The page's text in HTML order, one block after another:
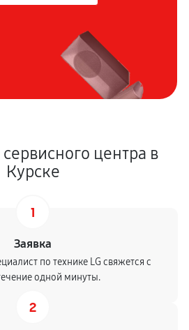
центра в
Курске
1
Заявка
по технике LG свяжется с
одной минуты.
2